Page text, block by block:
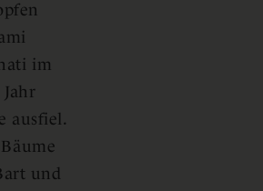
im
ausfiel.
und